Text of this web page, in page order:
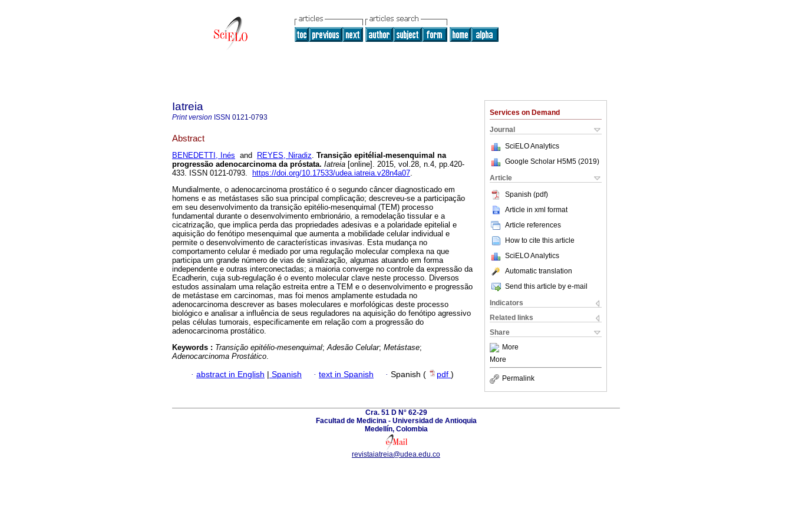
Services on Demand
Journal
SciELO Analytics
Google Scholar H5M5 (2019)
Article
Spanish (pdf)
Article in xml format
Article references
How to cite this article
SciELO Analytics
Automatic translation
Send this article by e-mail
Indicators
Related links
Share
More
More
Permalink
Iatreia
Print version ISSN 0121-0793
Abstract
BENEDETTI, Inés and REYES, Niradiz. Transição epitélial-mesenquimal na
progressão adenocarcinoma da próstata. Iatreia [online]. 2015, vol.28, n.4, pp.420-
433. ISSN 0121-0793.
https://doi.org/10.17533/udea.iatreia.v28n4a07.
Mundialmente, o adenocarcinoma prostático é o segundo câncer diagnosticado em
homens e as metástases são sua principal complicação; descreveu-se a participação
em seu desenvolvimento da transição epitélio-mesenquimal (TEM) processo
fundamental durante o desenvolvimento embrionário, a remodelação tissular e a
cicatrização, que implica perda das propriedades adesivas e a polaridade epitelial e
aquisição do fenótipo mesenquimal que aumenta a mobilidade celular individual e
permite o desenvolvimento de características invasivas. Esta mudança no
comportamento celular é mediado por uma regulação molecular complexa na que
participa um grande número de vias de sinalização, algumas atuando em forma
independente e outras interconectadas; a maioria converge no controle da expressão da
Ecadherin, cuja sub-regulação é o evento molecular clave neste processo. Diversos
estudos assinalam uma relação estreita entre a TEM e o desenvolvimento e progressão
de metástase em carcinomas, mas foi menos amplamente estudada no
adenocarcinoma descrever as bases moleculares e morfológicas deste processo
biológico e analisar a influência de seus reguladores na aquisição do fenótipo agressivo
pelas células tumorais, especificamente em relação com a progressão do
adenocarcinoma prostático.
Keywords : Transição epitélio-mesenquimal;Adesão Celular; Metástase;
Adenocarcinoma Prostático.
· abstract in English | Spanish · text in Spanish · Spanish ( pdf )
Cra. 51 D N° 62-29
Facultad de Medicina - Universidad de Antioquia
Medellín, Colombia
revistaiatreia@udea.edu.co